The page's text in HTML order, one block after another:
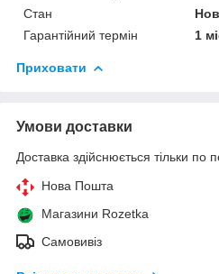
Стан
Гарантійний термін
1
Приховати
Умови доставки
Доставка здійснюється тільки по
Нова Пошта
Магазини Rozetka
Самовивіз